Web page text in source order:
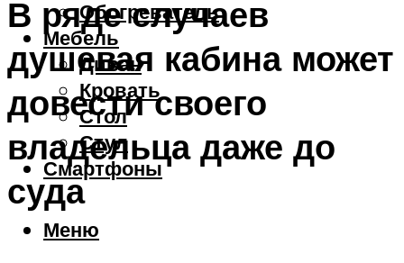
Обогреватель
Мебель
Диван
Кровать
Стол
Стул
Смартфоны
Меню
В ряде случаев
душевая кабина может
довести своего
владельца даже до
суда